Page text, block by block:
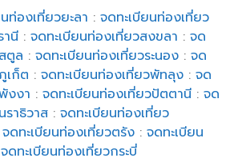
ท่องเที่ยวยะลา : จดทะเบียนท่องเที่ยว
านี: จดทะเบียนท่องเที่ยวสงขลา : จด
ตูล :จดทะเบียนท่องเที่ยวระนอง :จด
เก็ต :จดทะเบียนท่องเที่ยวพัทลุง :จด
งงา :จดทะเบียนท่องเที่ยวปัตตานี :จด
ราธิวาส :จดทะเบียนท่องเที่ยว
จดทะเบียนท่องเที่ยวตรัง :จดทะเบียน
จดทะเบียนท่องเที่ยวกระบี่